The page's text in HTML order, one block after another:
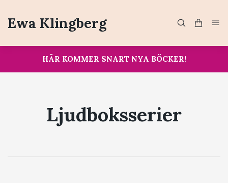
Ewa Klingberg
HÄR KOMMER SNART NYA BÖCKER!
Ljudboksserier